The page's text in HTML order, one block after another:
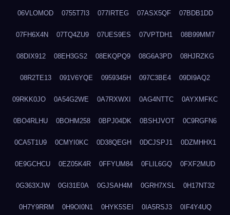
06VLOMOD 0755T7I3 077IRTEG 07ASX5QF 07BDB1DD
07FH6X4N 07TQ4ZU9 07UES9ES 07VPTDH1 08B99MM7
08DIX912 08EH3GS2 08EKQPQ9 08G6A3PD 08HJRZKG
08R2TE13 091V6YQE 0959345H 097C3BE4 09DI9AQ2
09RKK0JO 0A54G2WE 0A7RXWXI 0AG4NTTC 0AYXMFKC
0BO4RLHU 0BOHM258 0BPJ04DK 0BSHJVOT 0C9RGFN6
0CA5T1U9 0CMYI0KC 0D38QEGH 0DCJSPJ1 0DZMHHX1
0E9GCHCU 0EZ05K4R 0FFYUM84 0FLIL6GQ 0FXF2MUD
0G363XJW 0GI31E0A 0GJSAH4M 0GRH7XSL 0H17NT32
0H7Y9RRM 0H9OI0N1 0HYK5SEI 0IA5RSJ3 0IF4Y4UQ